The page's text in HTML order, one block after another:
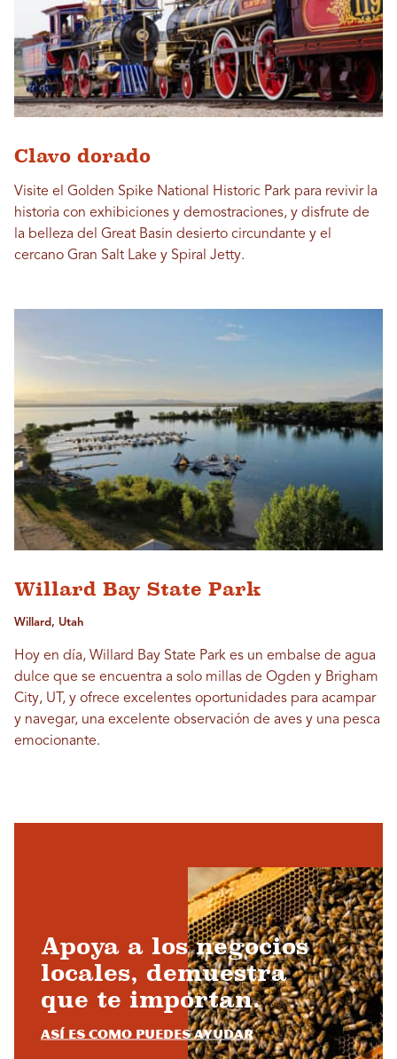
Clavo dorado
Visite el Golden Spike National Historic Park para revivir la
historia con exhibiciones y demostraciones, y disfrute de
la belleza del Great Basin desierto circundante y el
cercano Gran Salt Lake y Spiral Jetty.
Willard Bay State Park
Willard, Utah
Hoy en día, Willard Bay State Park es un embalse de agua
dulce que se encuentra a solo millas de Ogden y Brigham
City, UT, y ofrece excelentes oportunidades para acampar
y navegar, una excelente observación de aves y una pesca
emocionante.
Apoya a los negocios
locales, demuestra
que te importan.
Así es como puedes ayudar